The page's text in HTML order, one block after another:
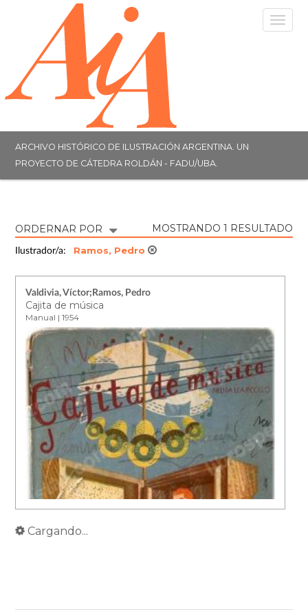
ARCHIVO HISTÓRICO DE ILUSTRACIÓN ARGENTINA. UN
PROYECTO DE CÁTEDRA ROLDÁN - FADU/UBA.
ORDERNAR POR MOSTRANDO 1 RESULTADO
Ilustrador/a: Ramos, Pedro
Valdivia, Víctor;Ramos, Pedro
Cajita de música
Manual | 1954
Cargando...